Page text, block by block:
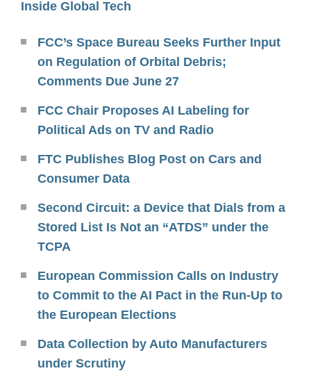
Inside Global Tech
FCC’s Space Bureau Seeks Further Input
on Regulation of Orbital Debris;
Comments Due June 27
FCC Chair Proposes AI Labeling for
Political Ads on TV and Radio
FTC Publishes Blog Post on Cars and
Consumer Data
Second Circuit: a Device that Dials from a
Stored List Is Not an “ATDS” under the
TCPA
European Commission Calls on Industry
to Commit to the AI Pact in the Run-Up to
the European Elections
Data Collection by Auto Manufacturers
under Scrutiny